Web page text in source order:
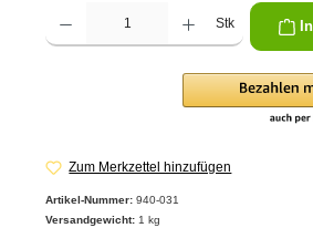
Produkt Anzahl: Gib den gewünschten Wert ein
Stk
Zum Merkzettel hinzufügen
Artikel-Nummer: 940-031
Versandgewicht: 1 kg